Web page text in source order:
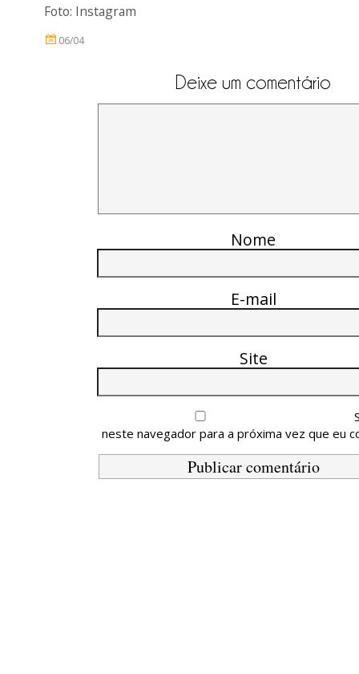
Foto: Instagram
06/04
Deixe um comentário
Nome
E-mail
Site
neste navegador para a próxima vez que eu